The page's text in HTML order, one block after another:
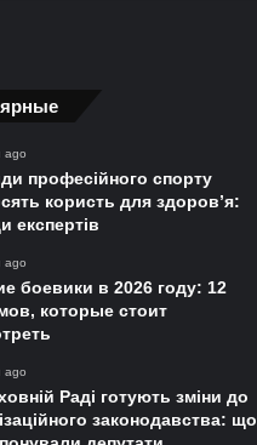
ago
професійного спорту
користь для здоров’я:
експертів
ago
боевики в 2026 году: 12
которые стоит
ago
Раді готують зміни до
законодавства: що